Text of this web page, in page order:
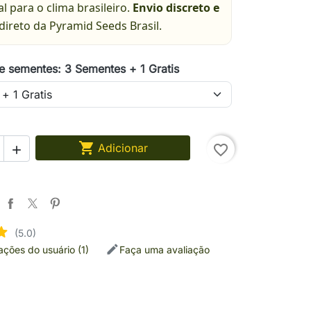
para o clima brasileiro. Envio discreto e
da Pyramid Seeds Brasil.
sementes: 3 Sementes + 1 Gratis
  Adicionar favorite_border
(5.0)
do usuário (1)
Faça uma avaliação